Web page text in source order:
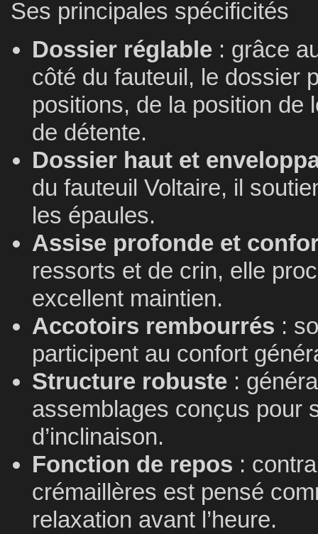
Ses principales spécificités
Dossier réglable : grâce
côté du fauteuil, le dossier
positions, de la position de
de détente.
Dossier haut et
du fauteuil Voltaire, il
les épaules.
Assise profonde et
ressorts et de crin, elle
excellent maintien.
Accotoirs rembourrés :
participent au confort
Structure robuste :
assemblages conçus pour
d’inclinaison.
Fonction de repos :
crémaillères est pensé
relaxation avant l’heure.